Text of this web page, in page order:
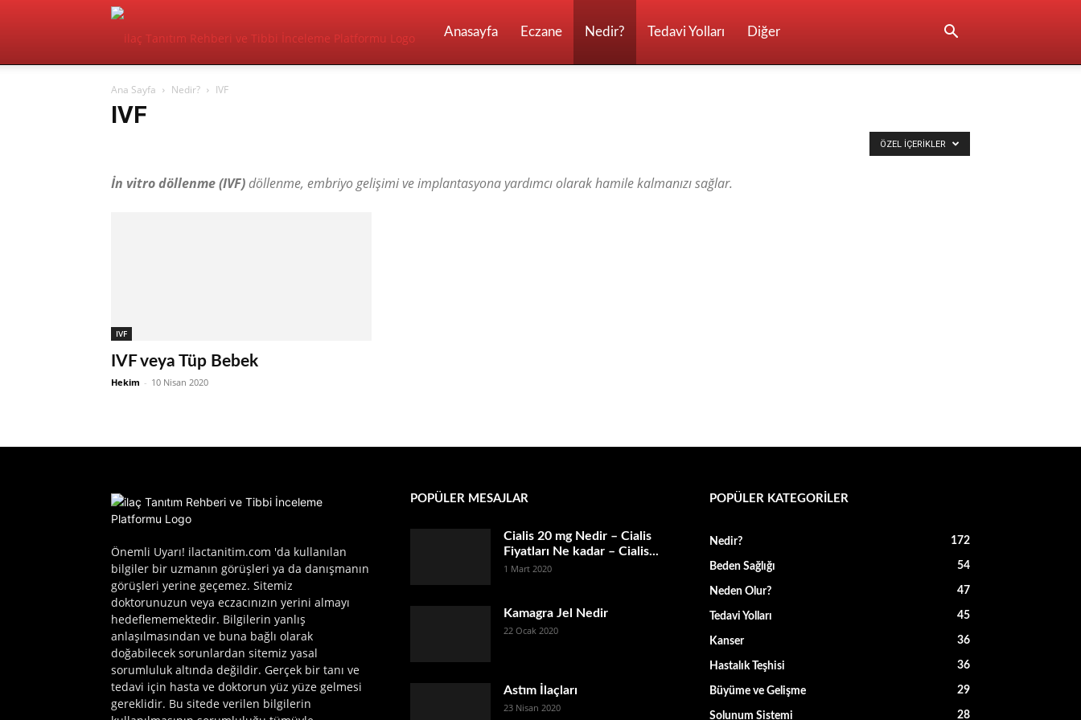
ilaçAnasayfa Eczane Nedir? Tedavi Yolları Diğer
Ana Sayfa Nedir? IVF
IVF
İn vitro döllenme (IVF)döllenme, embriyo gelişimi ve implantasyona yardımcı olarak hamile kalmanızı sağlar.
ÖZEL İÇERIKLER
IVF
IVF veya Tüp Bebek
Hekim - 10 Nisan 2020
Önemli Uyarı! ilactanitim.com 'da kullanılan
bilgiler bir uzmanın görüşleri ya da danışmanın
görüşleri yerine geçemez. Sitemiz
doktorunuzun veya eczacınızın yerini almayı
hedeflememektedir. Bilgilerin yanlış
anlaşılmasından ve buna bağlı olarak
doğabilecek sorunlardan sitemiz yasal
sorumluluk altında değildir. Gerçek bir tanı ve
tedavi için hasta ve doktorun yüz yüze gelmesi
gereklidir. Bu sitede verilen bilgilerin
POPÜLER MESAJLAR
Cialis 20 mg Nedir – Cialis
Fiyatları Ne kadar – Cialis...
1 Mart 2020
Kamagra Jel Nedir
22 Ocak 2020
Astım İlaçları
23 Nisan 2020
POPÜLER KATEGORİLER
Nedir? 172
Beden Sağlığı 54
Neden Olur? 47
Tedavi Yolları 45
Kanser 36
Hastalık Teşhisi 36
Büyüme ve Gelişme 29
Solunum Sistemi 28